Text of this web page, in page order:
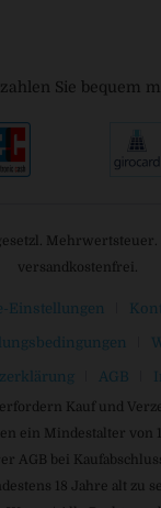
Sie bequem
versandkostenfrei.
Einstellungen
AGB
erfordern Kauf und
ein Mindestalter von
AGB bei
18 Jahre alt zu